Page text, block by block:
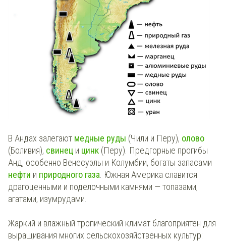
В Андах залегают медные руды (Чили и Перу), олово
(Боливия), свинец и цинк (Перу). Предгорные прогибы
Анд, особенно Венесуэлы и Колумбии, богаты запасами
нефти и природного газа . Южная Америка славится
драгоценными и поделочными камнями — топазами,
агатами, изумрудами.
Жаркий и влажный тропический климат благоприятен для
выращивания многих сельскохозяйственных культур: